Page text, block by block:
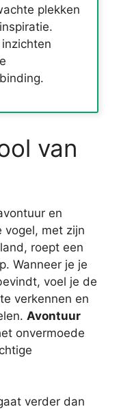
plekken
van
en
vogel, met zijn
roept een
Wanneer je je
voel je de
verkennen en
Avontuur
onvermoede
verder dan